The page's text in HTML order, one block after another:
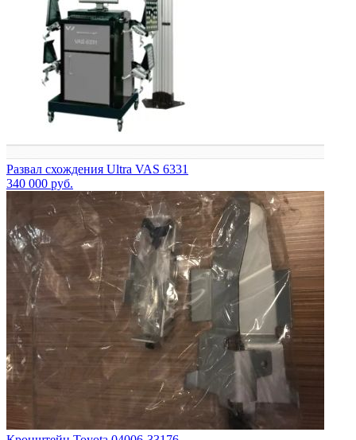
Развал схождения Ultra VAS 6331
340 000 руб.